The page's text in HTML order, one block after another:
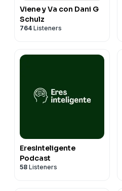
Viene y Va con Dani G
Schulz
764 Listeners
EresInteligente
Podcast
58 Listeners